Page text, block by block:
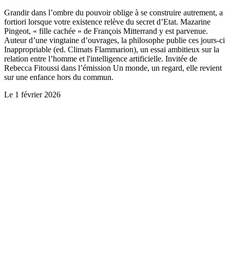
Grandir dans l’ombre du pouvoir oblige à se construire autrement, a
fortiori lorsque votre existence relève du secret d’Etat. Mazarine
Pingeot, « fille cachée » de François Mitterrand y est parvenue.
Auteur d’une vingtaine d’ouvrages, la philosophe publie ces jours-ci
Inappropriable (ed. Climats Flammarion), un essai ambitieux sur la
relation entre l’homme et l'intelligence artificielle. Invitée de
Rebecca Fitoussi dans l’émission Un monde, un regard, elle revient
sur une enfance hors du commun.
Le 1 février 2026